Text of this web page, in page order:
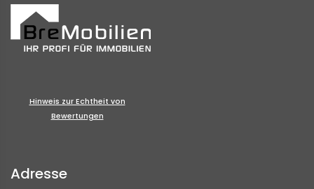
Hinweis zur Echtheit von
Bewertungen
Adresse